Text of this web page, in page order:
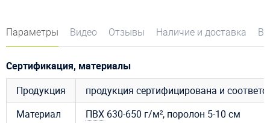
Параметры Видео Отзывы Наличие и доставка
Сертификация, материалы
Продукция
продукция сертифицирована и
Материал
ПВХ 630-650 г/м², поролон 5-10 см